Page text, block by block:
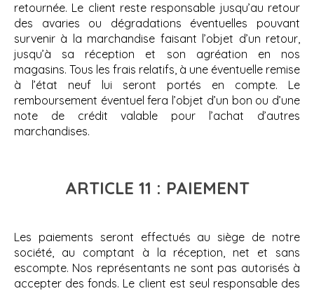
retournée. Le client reste responsable jusqu’au retour
des avaries ou dégradations éventuelles pouvant
survenir à la marchandise faisant l’objet d’un retour,
jusqu’à sa réception et son agréation en nos
magasins. Tous les frais relatifs, à une éventuelle remise
à l’état neuf lui seront portés en compte. Le
remboursement éventuel fera l’objet d’un bon ou d’une
note de crédit valable pour l’achat d’autres
marchandises.
ARTICLE 11 : PAIEMENT
Les paiements seront effectués au siège de notre
société, au comptant à la réception, net et sans
escompte. Nos représentants ne sont pas autorisés à
accepter des fonds. Le client est seul responsable des